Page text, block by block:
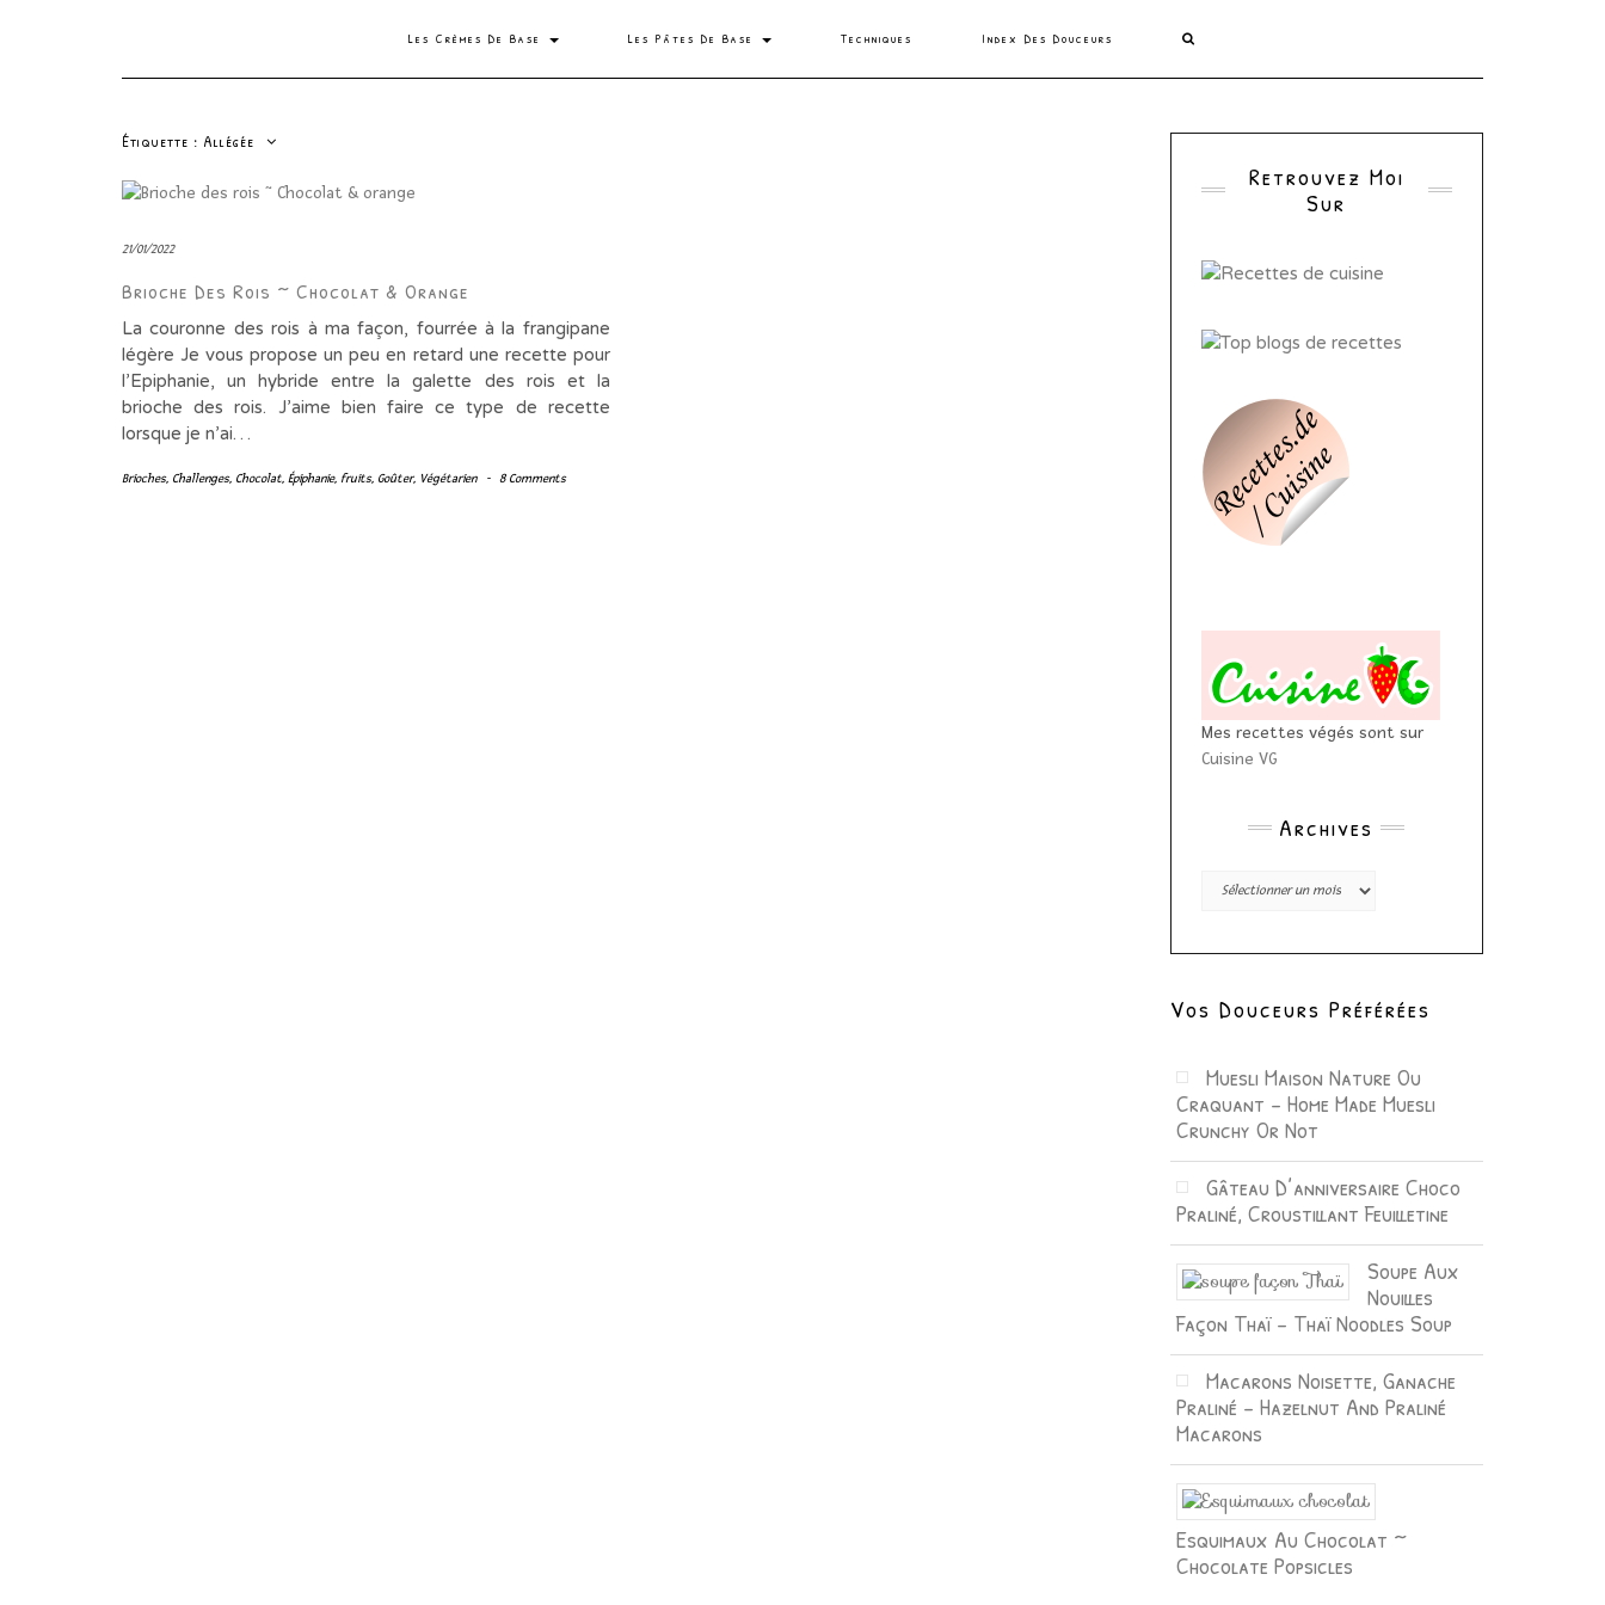
Les Crèmes De Base Les Pâtes De Base Techniques Index Des Douceurs
Étiquette : Allégée
21/01/2022
Brioche Des Rois ~ Chocolat & Orange
La couronne des rois à ma façon, fourrée à la frangipane
légère Je vous propose un peu en retard une recette pour
l’Epiphanie, un hybride entre la galette des rois et la
brioche des rois. J’aime bien faire ce type de recette
lorsque je n’ai…
Brioches, Challenges, Chocolat, Épiphanie, fruits, Goûter, Végétarien - 8 Comments
Retrouvez Moi
Sur
Mes recettes végés sont sur
Cuisine VG
Archives
Archives
Vos Douceurs Préférées
Muesli Maison Nature Ou
Craquant – Home Made Muesli
Crunchy Or Not
Gâteau D’anniversaire Choco
Praliné, Croustillant Feuilletine
Soupe Aux
Nouilles
Façon Thaï – Thaï Noodles Soup
Macarons Noisette, Ganache
Praliné – Hazelnut And Praliné
Macarons
Esquimaux Au Chocolat ~
Chocolate Popsicles